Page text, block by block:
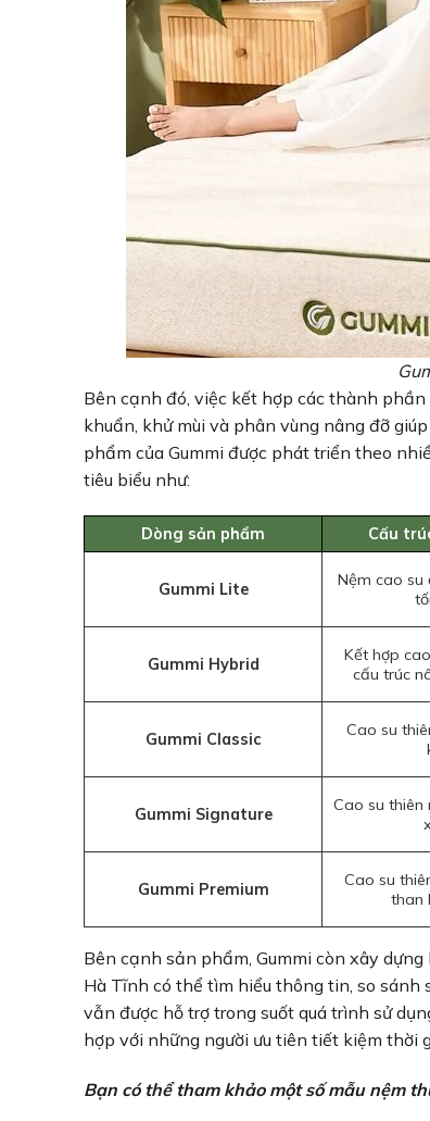
Bên cạnh đó, việc kết hợp các thành
khuẩn, khử mùi và phân vùng nâng đỡ
phẩm của Gummi được phát triển theo
tiêu biểu như:
Dòng sản phẩm Cấu
Gummi Lite
Nệm cao su
Gummi Hybrid
Kết hợp
cấu trúc
Gummi Classic
Cao su
Gummi Signature
Cao su thiên
Gummi Premium
Cao su
than
Bên cạnh sản phẩm, Gummi còn xây
Hà Tĩnh có thể tìm hiểu thông tin, so
vẫn được hỗ trợ trong suốt quá trình sử
hợp với những người ưu tiên tiết kiệm thời
Bạn có thể tham khảo một số mẫu nệm